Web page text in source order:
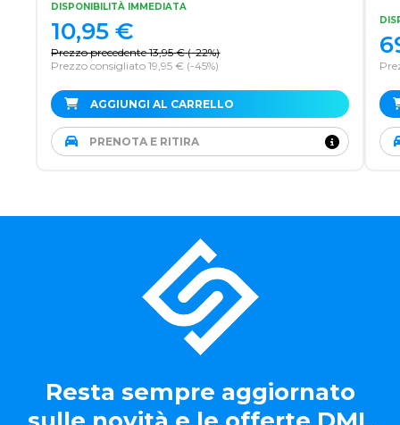
DISPONIBILITÀ IMMEDIATA
Prezzo precedente 13,95 € (-22%)
Prezzo consigliato 19,95 € (-45%)
10,95 €
AGGIUNGI AL CARRELLO
PRENOTA E RITIRA
Resta sempre aggiornato